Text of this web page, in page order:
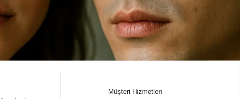
Müşteri Hizmetleri